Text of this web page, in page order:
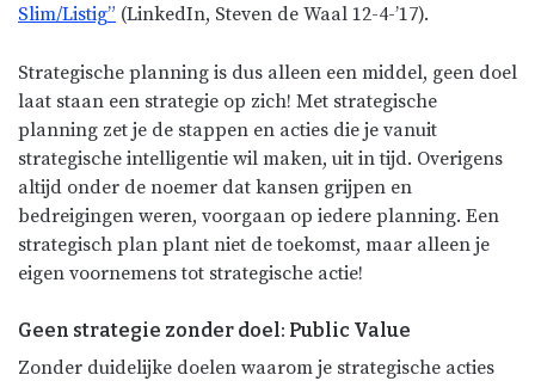
Slim/Listig” (LinkedIn, Steven de Waal 12-4-’17).
Strategische planning is dus alleen een middel, geen doel
laat staan een strategie op zich! Met strategische
planning zet je de stappen en acties die je vanuit
strategische intelligentie wil maken, uit in tijd. Overigens
altijd onder de noemer dat kansen grijpen en
bedreigingen weren, voorgaan op iedere planning. Een
strategisch plan plant niet de toekomst, maar alleen je
eigen voornemens tot strategische actie!
Geen strategie zonder doel: Public Value
Zonder duidelijke doelen waarom je strategische acties